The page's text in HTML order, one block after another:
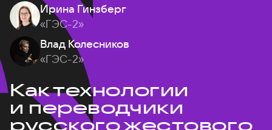
Ирина Гинзберг
«ГЭС-2»
Влад Колесников
«ГЭС-2»
Как технологии
и переводчики
русского жестового